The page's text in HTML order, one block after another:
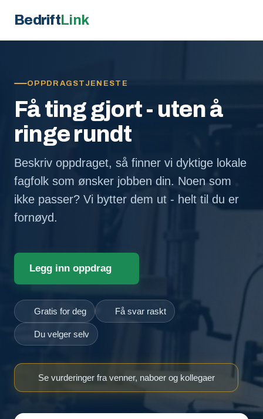
BedriftLink
OPPDRAGSTJENESTE
Få ting gjort - uten å
ringe rundt
Beskriv oppdraget, så finner vi dyktige lokale
fagfolk som ønsker jobben din. Noen som
ikke passer? Vi bytter dem ut - helt til du er
fornøyd.
Legg inn oppdrag
Gratis for deg Få svar raskt
Du velger selv
Se vurderinger fra venner, naboer og kollegaer